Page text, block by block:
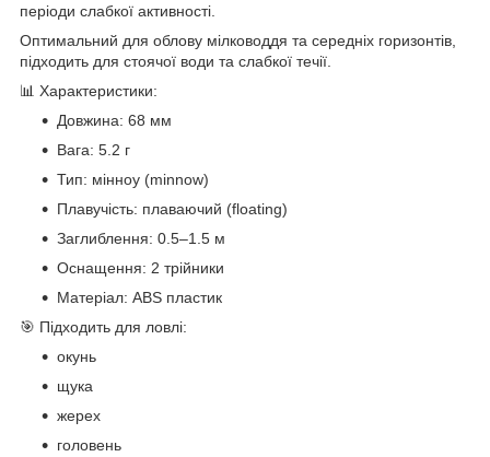
періоди слабкої активності.
Оптимальний для облову мілководдя та середніх горизонтів,
підходить для стоячої води та слабкої течії.
📊 Характеристики:
Довжина: 68 мм
Вага: 5.2 г
Тип: мінноу (minnow)
Плавучість: плаваючий (floating)
Заглиблення: 0.5–1.5 м
Оснащення: 2 трійники
Матеріал: ABS пластик
🎯 Підходить для ловлі:
окунь
щука
жерех
головень